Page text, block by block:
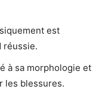
est
réussie.
à sa morphologie et
les blessures.